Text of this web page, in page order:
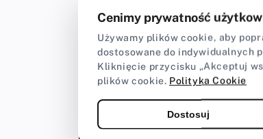
Cenimy prywatność
Używamy plików cookie, aby
dostosowane do indywidualnych
Kliknięcie przycisku „Akceptuj
plików cookie. Polityka Cookie
Dostosuj